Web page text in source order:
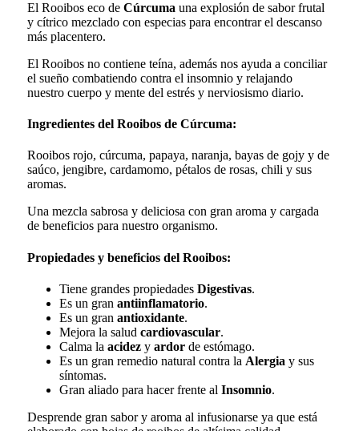
El Rooibos eco de Cúrcuma una explosión de sabor frutal
y cítrico mezclado con especias para encontrar el descanso
más placentero.
El Rooibos no contiene teína, además nos ayuda a conciliar
el sueño combatiendo contra el insomnio y relajando
nuestro cuerpo y mente del estrés y nerviosismo diario.
Ingredientes del Rooibos de Cúrcuma:
Rooibos rojo, cúrcuma, papaya, naranja, bayas de gojy y de
saúco, jengibre, cardamomo, pétalos de rosas, chili y sus
aromas.
Una mezcla sabrosa y deliciosa con gran aroma y cargada
de beneficios para nuestro organismo.
Propiedades y beneficios del Rooibos:
Tiene grandes propiedades Digestivas.
Es un gran antiinflamatorio.
Es un gran antioxidante.
Mejora la salud cardiovascular.
Calma la acidezy ardorde estómago.
Es un gran remedio natural contra la Alergia y sus
síntomas.
Gran aliado para hacer frente al Insomnio.
Desprende gran sabor y aroma al infusionarse ya que está